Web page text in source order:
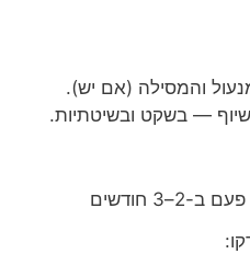
והמסילה (אם יש).
— בשקט ובשיטתיות.